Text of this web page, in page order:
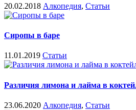
20.02.2018 Алкопедия, Статьи
Сиропы в баре
11.01.2019 Статьи
Различия лимона и лайма в
23.06.2020 Алкопедия, Статьи